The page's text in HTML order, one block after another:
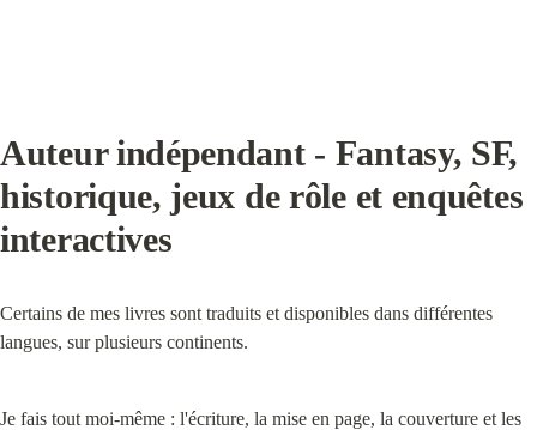
Auteur indépendant - Fantasy, SF,
historique, jeux de rôle et enquêtes
interactives
Certains de mes livres sont traduits et disponibles dans différentes
langues, sur plusieurs continents.
Je fais tout moi-même : l'écriture, la mise en page, la couverture et les